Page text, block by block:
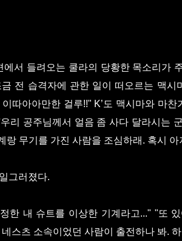
서 들려오는 쿨라의 당황한 목소리가
전 습격자에 관한 일이 떠오르는 맥시
따아아만한 걸루!!" K’도 맥시마와 마
리 공주님께서 얼음 좀 사다 달라시는
랑 무기를 가진 사람을 조심하래. 혹시
그러졌다.
한 내 슈트를 이상한 기계라고..." "또
스츠 소속이었던 사람이 출전하나 봐.